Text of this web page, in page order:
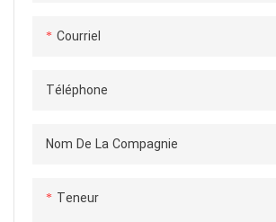
Courriel
Téléphone
Nom De La Compagnie
Teneur